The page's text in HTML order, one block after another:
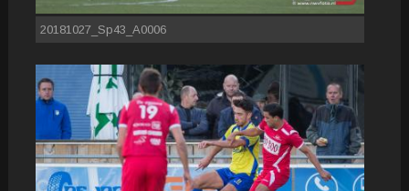
20181027_Sp43_A0006